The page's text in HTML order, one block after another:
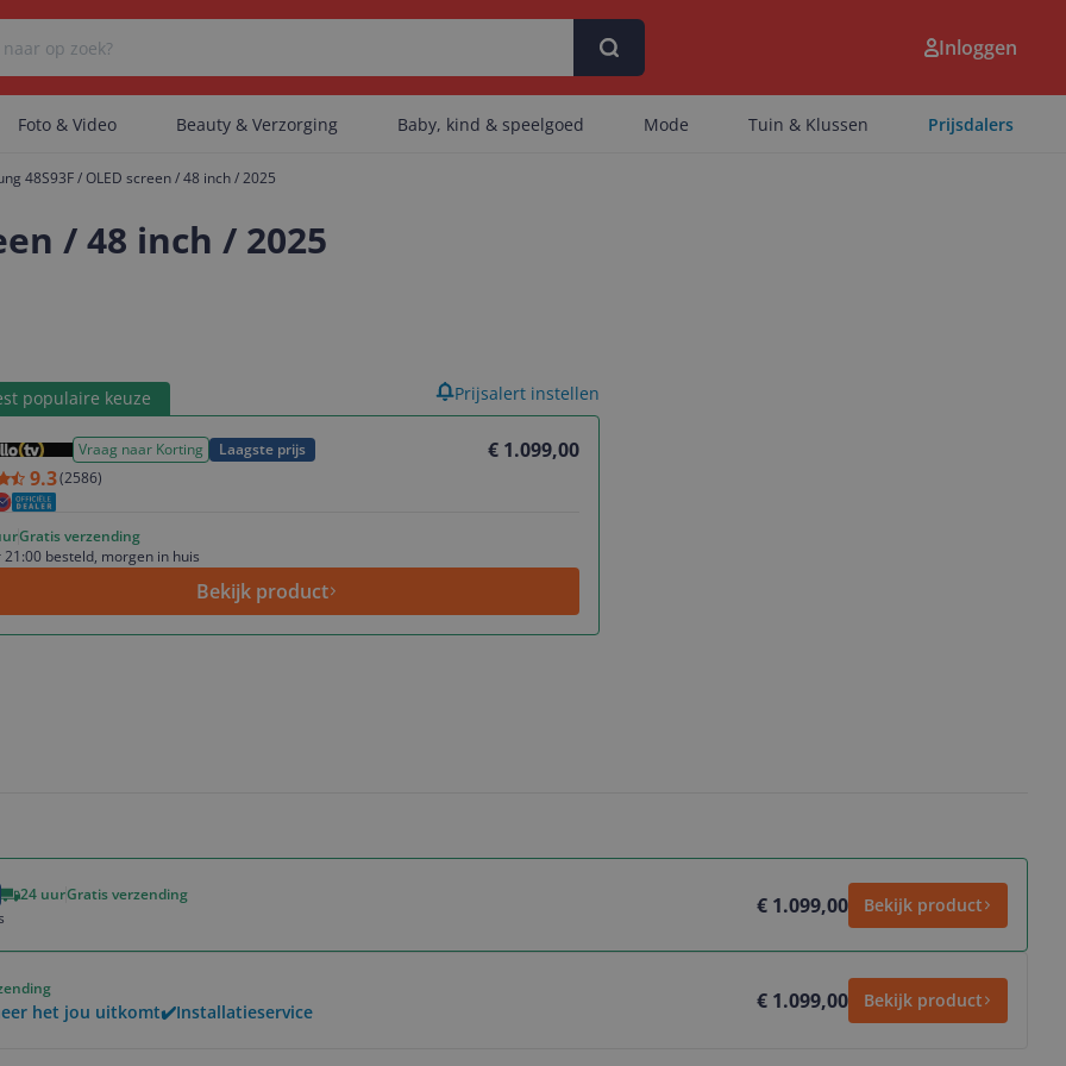
Er zijn geen categorieën gevonden.
Er zijn geen artikelen gevonden.
Inloggen
Foto & Video Beauty & Verzorging Baby, kind & speelgoed Mode Tuin & Klussen Prijsdalers
48S93F / OLED screen / 48 inch / 2025
/ 48 inch / 2025
populaire keuze
Vraag naar Korting Laagste prijs
€ 1.099,00
9.3(2586)
Gratis verzending
21:00 besteld, morgen in huis
Bekijk product
Prijsalert instellen
24 uurGratis verzending
€ 1.099,00 Bekijk product
het jou uitkomt✔️Installatieservice € 1.099,00 Bekijk product